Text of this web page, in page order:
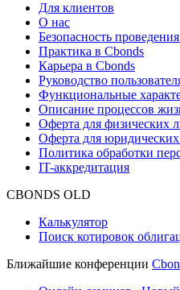
Для клиентов
О нас
Безопасность
Практика в Cbonds
Карьера в Cbonds
Руководство
Функциональные
Описание процессов
Оферта для физических
Оферта для
Политика обработки
IT-аккредитация
CBONDS OLD
Калькулятор
Поиск котировок
Ближайшие конференции